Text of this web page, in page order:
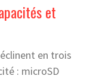
et
en trois
: microSD